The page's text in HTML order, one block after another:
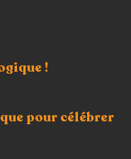
!
pour célébrer